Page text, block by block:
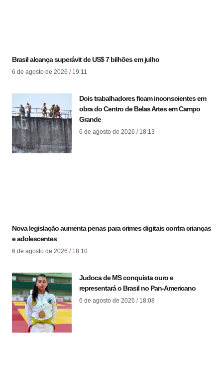
Brasil alcança superávit de US$ 7 bilhões em julho
6 de agosto de 2026 19:11
Dois trabalhadores ficam inconscientes em
obra do Centro de Belas Artes em Campo
Grande
6 de agosto de 2026 18:13
Nova legislação aumenta penas para crimes digitais contra crianças
e adolescentes
6 de agosto de 2026 18:10
Judoca de MS conquista ouro e
representará o Brasil no Pan-Americano
6 de agosto de 2026 18:08